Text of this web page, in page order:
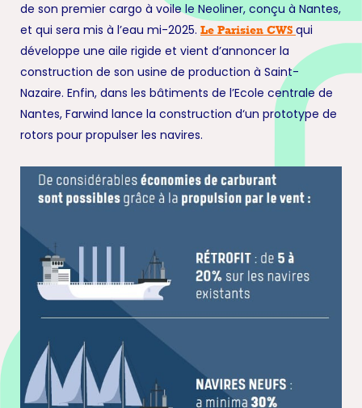
de son premier cargo à voile le Neoliner, conçu à Nantes,
et qui sera mis à l’eau mi-2025. Le Parisien CWS qui
développe une aile rigide et vient d’annoncer la
construction de son usine de production à Saint-
Nazaire. Enfin, dans les bâtiments de l’Ecole centrale de
Nantes, Farwind lance la construction d‘un prototype de
rotors pour propulser les navires.